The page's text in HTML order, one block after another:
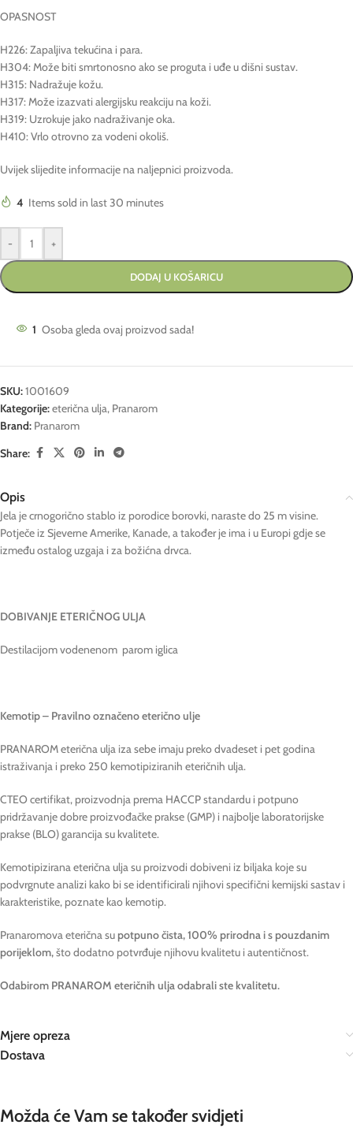
OPASNOST
H226: Zapaljiva tekućina i para.
H304: Može biti smrtonosno ako se proguta i uđe u dišni sustav.
H315: Nadražuje kožu.
H317: Može izazvati alergijsku reakciju na koži.
H319: Uzrokuje jako nadraživanje oka.
H410: Vrlo otrovno za vodeni okoliš.
Uvijek slijedite informacije na naljepnici proizvoda.
4 Items sold in last 30 minutes
- +
DODAJ U KOŠARICU
1 Osoba gleda ovaj proizvod sada!
SKU:1001609
Kategorije:eterična ulja, Pranarom
Brand: Pranarom
Share:
Opis
Jela je crnogorično stablo iz porodice borovki, naraste do 25 m visine.
Potječe iz Sjeverne Amerike, Kanade, a također je ima i u Europi gdje se
između ostalog uzgaja i za božićna drvca.
DOBIVANJE ETERIČNOG ULJA
Destilacijom vodenenom parom iglica
Kemotip – Pravilno označeno eterično ulje
PRANAROM eterična ulja iza sebe imaju preko dvadeset i pet godina
istraživanja i preko 250 kemotipiziranih eteričnih ulja.
CTEO certifikat, proizvodnja prema HACCP standardu i potpuno
pridržavanje dobre proizvođačke prakse (GMP) i najbolje laboratorijske
prakse (BLO) garancija su kvalitete.
Kemotipizirana eterična ulja su proizvodi dobiveni iz biljaka koje su
podvrgnute analizi kako bi se identificirali njihovi specifični kemijski sastav i
karakteristike, poznate kao kemotip.
Pranaromova eterična supotpuno čista, 100% prirodna i s pouzdanim
porijeklom,što dodatno potvrđuje njihovu kvalitetu i autentičnost.
Odabirom PRANAROM eteričnih ulja odabrali ste kvalitetu.
Mjere opreza
Dostava
Možda će Vam se također svidjeti